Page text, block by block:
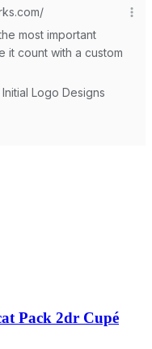
Pack 2dr Cupé